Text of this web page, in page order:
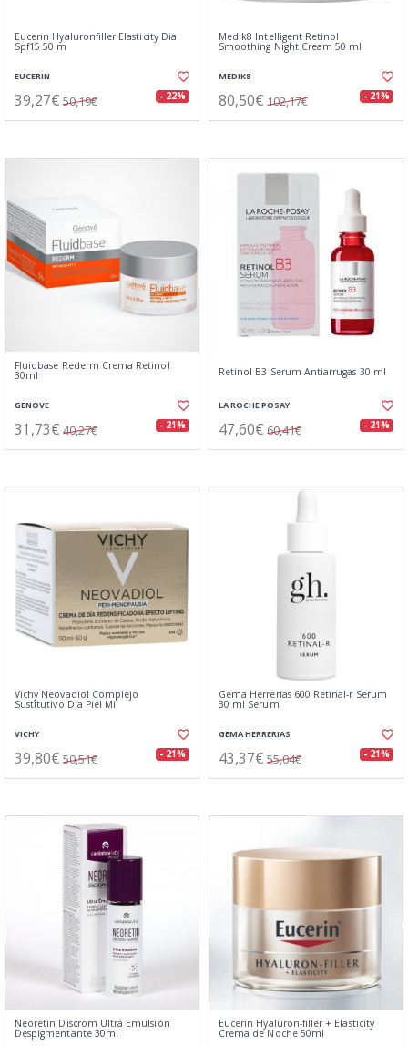
Eucerin Hyaluronfiller Elasticity Dia
Spf15 50 m
EUCERIN
39,27€ 50,19€ - 22%
Medik8 Intelligent Retinol
Smoothing Night Cream 50 ml
MEDIK8
80,50€ 102,17€ - 21%
Fluidbase Rederm Crema Retinol
30ml
GENOVE
31,73€ 40,27€ - 21%
Retinol B3 Serum Antiarrugas 30 ml
LA ROCHE POSAY
47,60€ 60,41€ - 21%
Vichy Neovadiol Complejo
Sustitutivo Dia Piel Mi
VICHY
39,80€ 50,51€ - 21%
Gema Herrerias 600 Retinal-r Serum
30 ml Serum
GEMA HERRERIAS
43,37€ 55,04€ - 21%
Neoretin Discrom Ultra Emulsión
Despigmentante 30ml
Eucerin Hyaluron-filler + Elasticity
Crema de Noche 50ml